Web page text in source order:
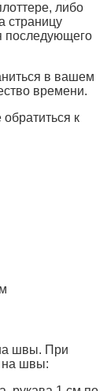
либо
страницу
последующего
в вашем
времени.
к
швы. При
на швы: